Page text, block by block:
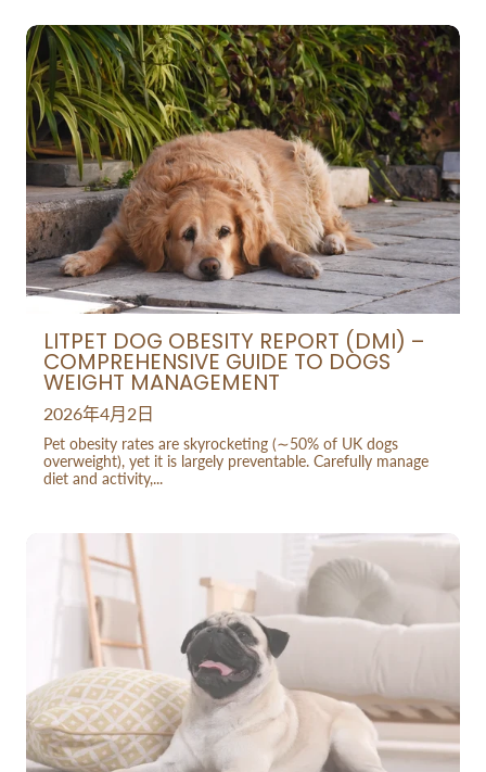
LITPET DOG OBESITY REPORT (DMI) –
COMPREHENSIVE GUIDE TO DOGS
WEIGHT MANAGEMENT
2026年4月2日
Pet obesity rates are skyrocketing (∼50% of UK dogs
overweight), yet it is largely preventable. Carefully manage
diet and activity,...